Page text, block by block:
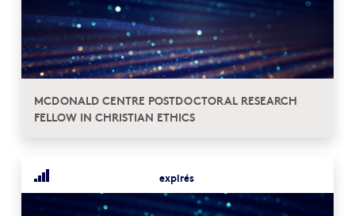
MCDONALD CENTRE POSTDOCTORAL RESEARCH
FELLOW IN CHRISTIAN ETHICS
expirés